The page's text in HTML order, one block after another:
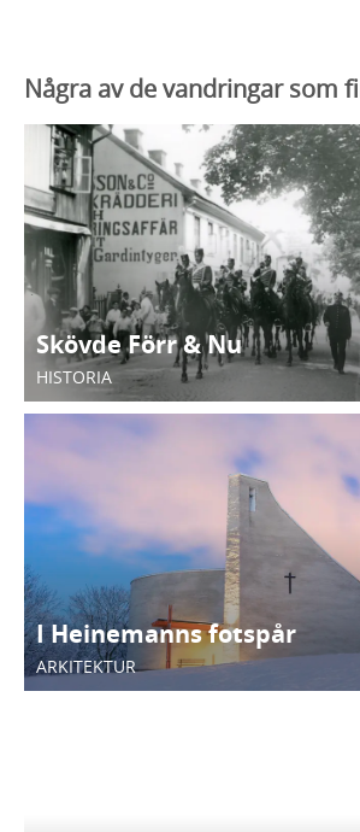
Några av de vandringar som
Skövde Förr & Nu
HISTORIA
I Heinemanns fotspår
ARKITEKTUR